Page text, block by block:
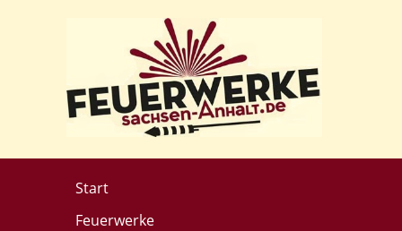
Start
Feuerwerke